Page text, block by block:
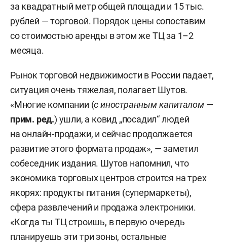
за квадратный метр общей площади и 15 тыс.
рублей — торговой. Порядок цены сопоставим
со стоимостью аренды в этом же ТЦ за 1–2
месяца.
Рынок торговой недвижимости в России падает,
ситуация очень тяжелая, полагает Шутов.
«Многие компании (с иностранным капиталом—
прим. ред.) ушли, а ковид „посадил“ людей
на онлайн-продажи, и сейчас продолжается
развитие этого формата продаж», — заметил
собеседник издания. Шутов напомнил, что
экономика торговых центров строится на трех
якорях: продукты питания (супермаркеты),
сфера развлечений и продажа электроники.
«Когда ты ТЦ строишь, в первую очередь
планируешь эти три зоны, остальные